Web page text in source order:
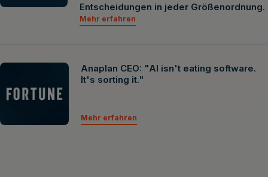
Entscheidungen in jeder Größenordnung.
Mehr erfahren
Anaplan CEO: "AI isn't eating software.
It's sorting it."
Mehr erfahren